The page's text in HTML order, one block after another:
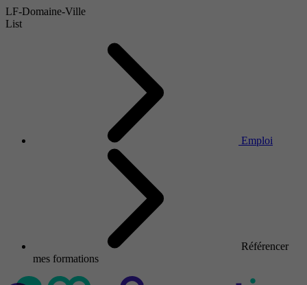
LF-Domaine-Ville
List
Emploi
Référencer
mes formations